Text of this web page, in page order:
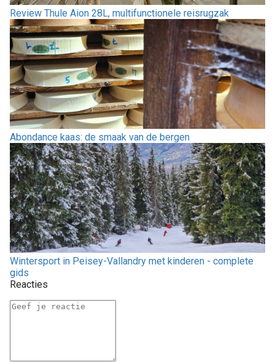
Review Thule Aion 28L, multifunctionele reisrugzak
Abondance kaas: de smaak van de bergen
Wintersport in Peisey-Vallandry met kinderen - complete
gids
Reacties